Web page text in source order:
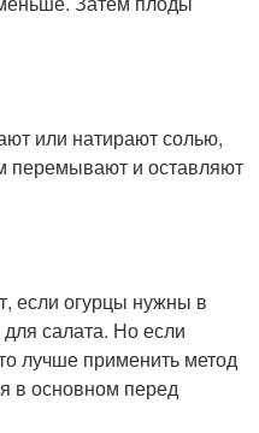
или натирают солью,
перемывают и оставляют
если огурцы нужны в
салата. Но если
лучше применить метод
в основном перед